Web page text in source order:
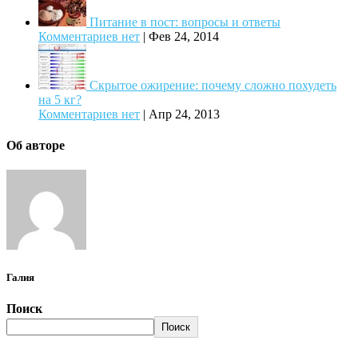
Питание в пост: вопросы и ответы
Комментариев нет | Фев 24, 2014
Скрытое ожирение: почему сложно похудеть
на 5 кг?
Комментариев нет | Апр 24, 2013
Об авторе
Галия
Поиск
Поиск